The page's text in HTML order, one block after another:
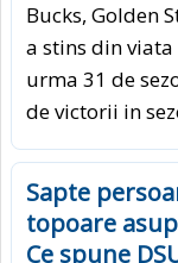
Bucks, Golden
a stins din
urma 31 de
de victorii in
Sapte
topoare
Ce spune